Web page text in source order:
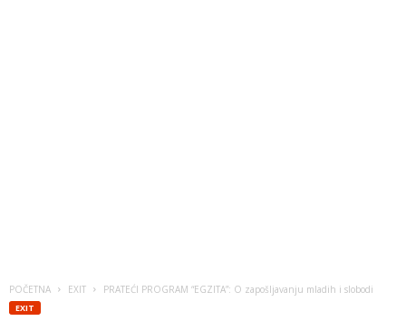
POČETNA EXIT PRATEĆI PROGRAM “EGZITA”: O zapošljavanju mladih i slobodi
EXIT